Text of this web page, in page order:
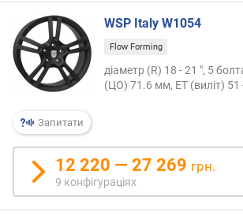
т
ю
в
і
д
е
е
и
Запитати
WSP Italy W1054
Flow Forming
діаметр (R) 18 - 21 ", 5
(ЦО) 71.6 мм, ET (виліт)
12 220 — 27 269 грн.
9 конфігураціях